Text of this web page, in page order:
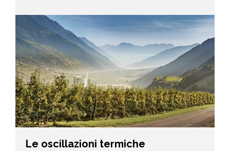
Le oscillazioni termiche